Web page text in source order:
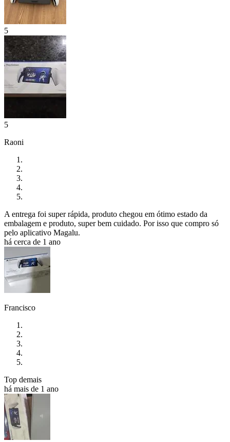
5
5
Raoni
A entrega foi super rápida, produto chegou em ótimo estado da
embalagem e produto, super bem cuidado. Por isso que compro só
pelo aplicativo Magalu.
há cerca de 1 ano
Francisco
Top demais
há mais de 1 ano